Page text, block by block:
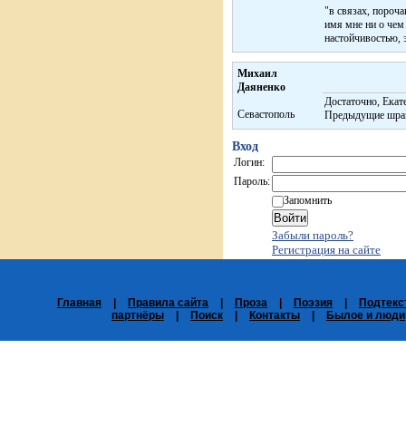
"в связах,
имя мне ни о чем
настойчивостью,
Михаил
Даяненко
Севастополь
Достаточно,
Предыдущие
Вход
Логин:
Пароль:
Запомнить
Забыли пароль?
Регистрация на сайте
Главная Правила сайта Проза Поэзия
партнёры
Поиск Контакты Былое и люди